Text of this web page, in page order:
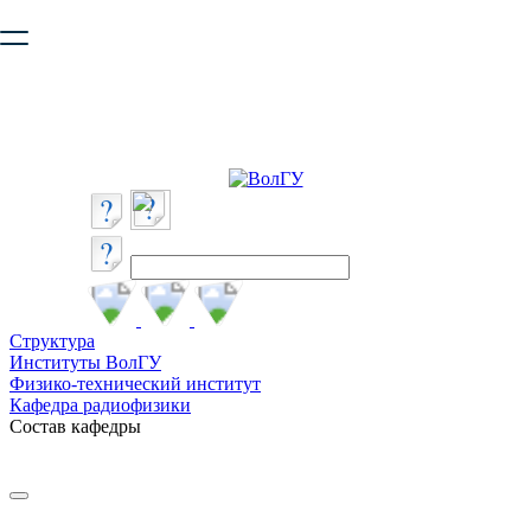
безопасную работу с сайтом. Пожалуйста
Структура
Институты ВолГУ
Физико-технический институт
Кафедра радиофизики
Состав кафедры